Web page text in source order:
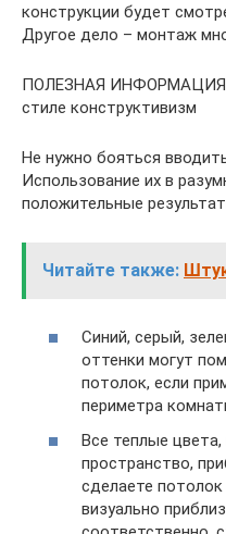
конструкции будет
Другое дело – монтаж
ПОЛЕЗНАЯ ИНФОРМАЦИЯ:
стиле конструктивизм
Не нужно бояться
Использование их в
положительные
Читайте также:
Синий, серый,
оттенки могут
потолок, если
периметра
Все теплые
пространство,
сделаете
визуально